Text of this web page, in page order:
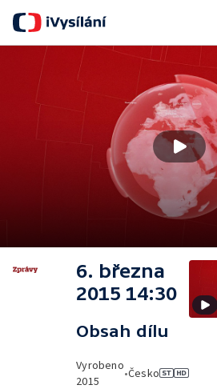
6. března
2015 14:30
Obsah dílu
Vyrobeno
2015
•Česko